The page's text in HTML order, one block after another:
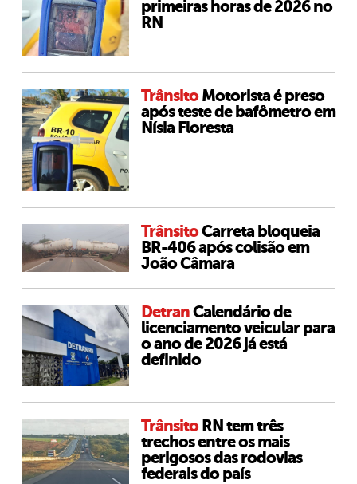
primeiras horas de 2026 no
RN
TrânsitoMotorista é preso
após teste de bafômetro em
Nísia Floresta
TrânsitoCarreta bloqueia
BR-406 após colisão em
João Câmara
DetranCalendário de
licenciamento veicular para
o ano de 2026 já está
definido
Trânsito RN tem três
trechos entre os mais
perigosos das rodovias
federais do país